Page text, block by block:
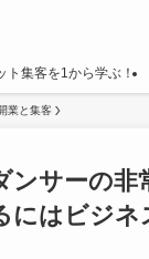
ト集客を1から学ぶ！
業と集客
ンサーの非
にはビジネ